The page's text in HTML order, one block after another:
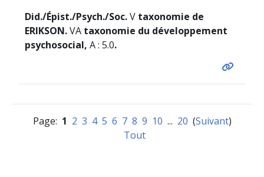
Did./Épist./Psych./Soc.Vtaxonomie de
ERIKSON.VAtaxonomie du développement
psychosocial, A : 5.0.
Page: 1 2 3 4 5 6 7 8 9 10 ... 20 (Suivant)
Tout